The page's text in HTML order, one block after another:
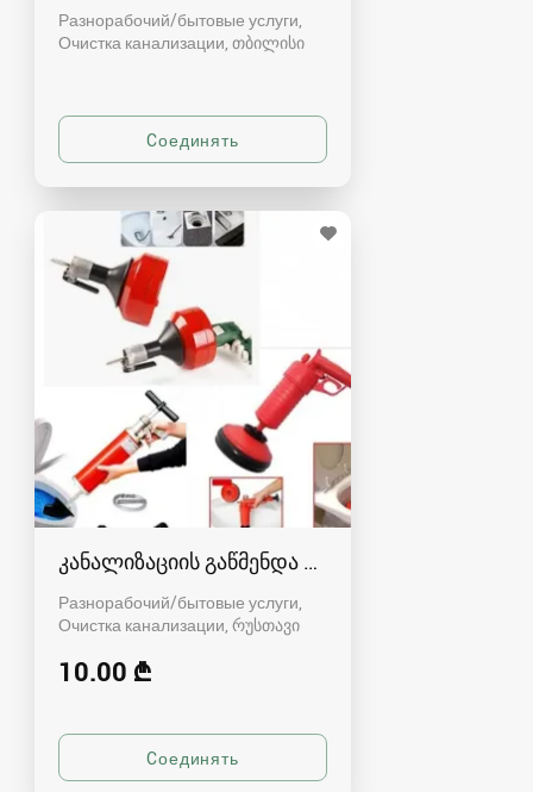
Разнорабочий/бытовые услуги,
Очистка канализации თბილისი
კანალიზაციის გაწმენდა რუსთავში - 591004680
Разнорабочий/бытовые услуги,
Очистка канализации რუსთავი
10.00 ₾